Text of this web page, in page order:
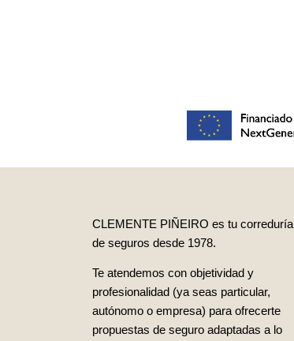
CLEMENTE PIÑEIRO es tu correduría
de seguros desde 1978.
Te atendemos con objetividad y
profesionalidad (ya seas particular,
autónomo o empresa) para ofrecerte
propuestas de seguro adaptadas a lo